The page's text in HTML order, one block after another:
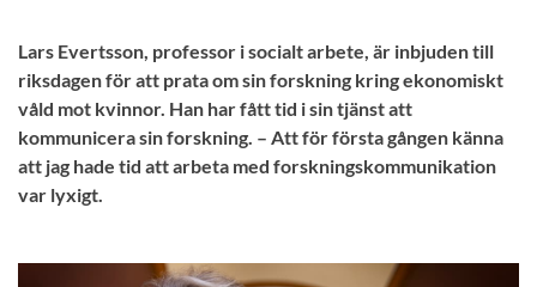
Lars Evertsson, professor i socialt arbete, är inbjuden till
riksdagen för att prata om sin forskning kring ekonomiskt
våld mot kvinnor. Han har fått tid i sin tjänst att
kommunicera sin forskning. – Att för första gången känna
att jag hade tid att arbeta med forskningskommunikation
var lyxigt.